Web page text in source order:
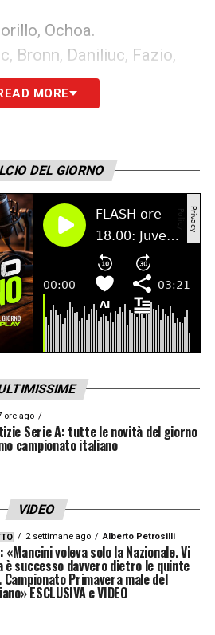
Ochoa.
Bronn, Daniliuc, Fazio,
Sambia.
Martegani,
NOSTRE TOP NEWS
MORE
DEL GIORNO
ore ago
Serie A: tutte le novità del giorno
campionato italiano
VIDEO
2 settimane ago Alberto Petrosilli
voleva solo la Nazionale. Vi
è successo davvero dietro le quinte
Campionato Primavera male del
ESCLUSIVA e VIDEO